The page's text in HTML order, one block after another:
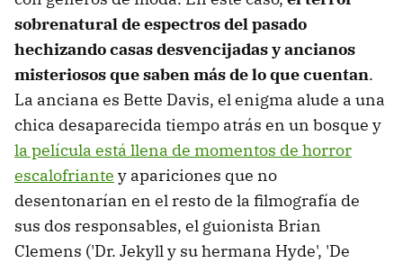
sobrenatural de espectros del pasado
hechizando casas desvencijadas y ancianos
misteriosos que saben más de lo que cuentan.
La anciana es Bette Davis, el enigma alude a una
chica desaparecida tiempo atrás en un bosque y
la película está llena de momentos de horror
escalofriante y apariciones que no
desentonarían en el resto de la filmografía de
sus dos responsables, el guionista Brian
Clemens ('Dr. Jekyll y su hermana Hyde', 'De